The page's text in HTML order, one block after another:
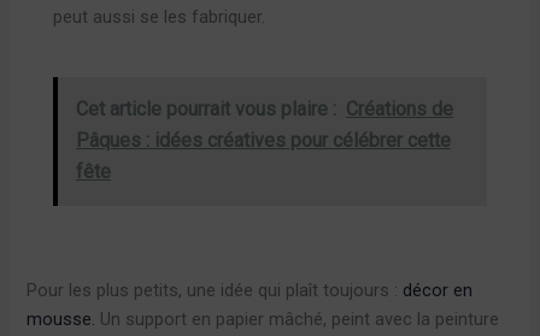
peut aussi se les fabriquer.
Cet article pourrait vous plaire : Créations de
Pâques : idées créatives pour célébrer cette
fête
Pour les plus petits, une idée qui plaît toujours : décor en
mousse. Un support en papier mâché, peint avec la peinture